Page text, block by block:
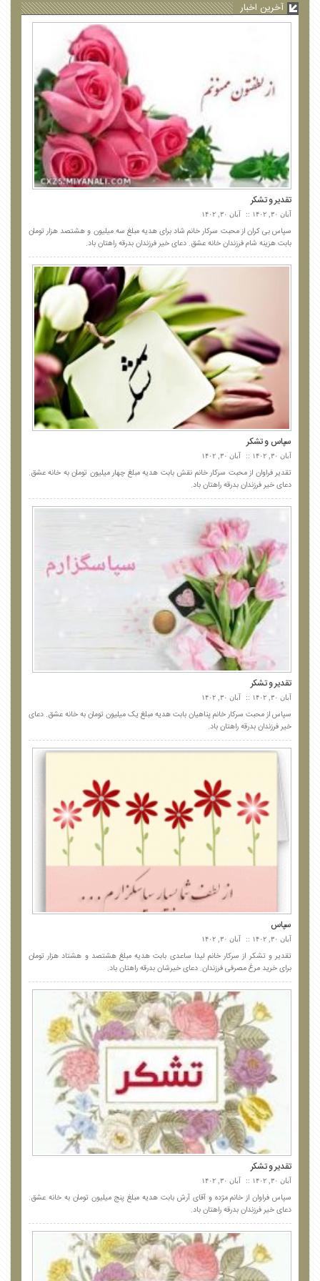
آخرین اخبار
تقدیر و تشکر
آبان ۳۰, ۱۴۰۲ آبان ۳۰, ۱۴۰۲
سپاس بی کران از محبت سرکار خانم شاد برای هدیه مبلغ سه میلیون و هشتصد هزار تومان
بابت هزینه شام فرزندان خانه عشق. دعای خیر فرزندان بدرقه راهتان باد.
سپاس و تشکر
آبان ۳۰, ۱۴۰۲ آبان ۳۰, ۱۴۰۲
تقدیر فراوان از محبت سرکار خانم نقش بابت هدیه مبلغ چهار میلیون تومان به خانه عشق.
دعای خیر فرزندان بدرقه راهتان باد.
تقدیر و تشکر
آبان ۳۰, ۱۴۰۲ آبان ۳۰, ۱۴۰۲
سپاس از محبت سرکار خانم پناهیان بابت هدیه مبلغ یک میلیون تومان به خانه عشق. دعای
خیر فرزندان بدرقه راهتان باد.
سپاس
آبان ۳۰, ۱۴۰۲ آبان ۳۰, ۱۴۰۲
تقدیر و تشکر از سرکار خانم لیدا ساعدی بابت هدیه مبلغ هشتصد و هشتاد هزار تومان
برای خرید مرغ مصرفی فرزندان. دعای خیرشان بدرقه راهتان باد.
تقدیر و تشکر
آبان ۳۰, ۱۴۰۲ آبان ۳۰, ۱۴۰۲
سپاس فراوان از خانم مژده و آقای آرش بابت هدیه مبلغ پنج میلیون تومان به خانه عشق.
دعای خیر فرزندان بدرقه راهتان باد.